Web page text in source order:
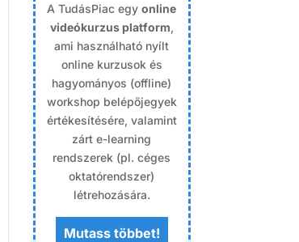
A TudásPiac egyonline
videókurzus platform,
ami használható nyílt
online kurzusok és
hagyományos (offline)
workshop belépőjegyek
értékesítésére, valamint
zárt e-learning
rendszerek (pl. céges
oktatórendszer)
létrehozására.
Mutass többet!